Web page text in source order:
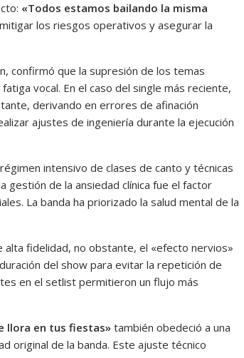
«Todos estamos bailando la misma
los riesgos operativos y asegurar la
confirmó que la supresión de los temas
vocal. En el caso del single más reciente,
derivando en errores de afinación
ajustes de ingeniería durante la ejecución
intensivo de clases de canto y técnicas
gestión de la ansiedad clínica fue el factor
La banda ha priorizado la salud mental de la
alta fidelidad, no obstante, el «efecto nervios»
del show para evitar la repetición de
en el setlist permitieron un flujo más
llora en tus fiestas» también obedeció a una
original de la banda. Este ajuste técnico